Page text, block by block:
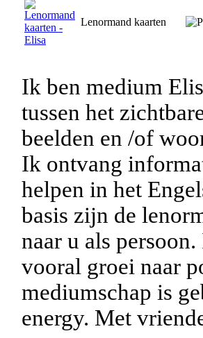
Lenormand kaarten
Ik ben medium
tussen het
beelden en /of
Ik ontvang
helpen in het
basis zijn de
naar u als
vooral groei naar
mediumschap is
energy. Met